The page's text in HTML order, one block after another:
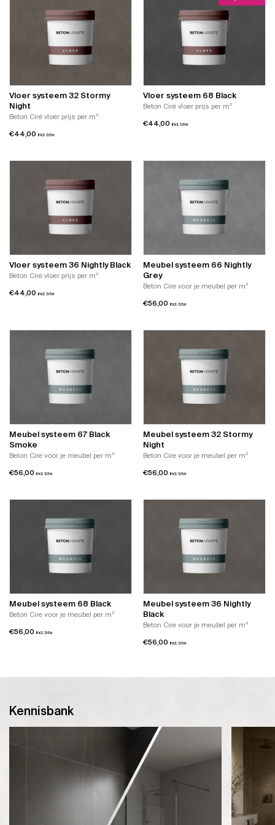
Vloer systeem 32 Stormy
Night
Beton Ciré vloer prijs per m²
€44,00 incl. btw
Vloer systeem 68 Black
Beton Ciré vloer prijs per m²
€44,00 incl. btw
Vloer systeem 36 Nightly Black
Beton Ciré vloer prijs per m²
€44,00 incl. btw
Meubel systeem 66 Nightly
Grey
Beton Cire voor je meubel per m²
€56,00 incl. btw
Meubel systeem 67 Black
Smoke
Beton Cire voor je meubel per m²
€56,00 incl. btw
Meubel systeem 32 Stormy
Night
Beton Cire voor je meubel per m²
€56,00 incl. btw
Meubel systeem 68 Black
Beton Cire voor je meubel per m²
€56,00 incl. btw
Meubel systeem 36 Nightly
Black
Beton Cire voor je meubel per m²
€56,00 incl. btw
Kennisbank